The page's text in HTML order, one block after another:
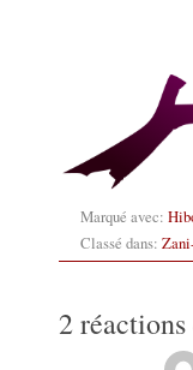
Marqué avec:
Classé dans:
2 réactions